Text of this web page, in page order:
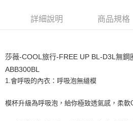
詳細說明 商品規格
莎薇-COOL旅行-FREE UP BL-D3L無鋼
ABB300BL
1.會呼吸的內衣：呼吸泡無縫模
模杯升級為呼吸泡，給你極致透氣感，柔軟